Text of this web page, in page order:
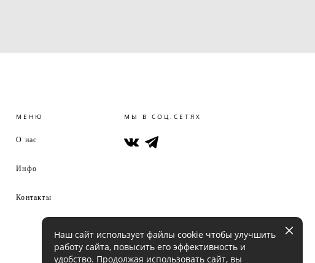
МЕНЮ
О нас
Инфо
Контакты
МЫ В СОЦ.СЕТЯХ
Наш сайт использует файлы cookie чтобы улучшить
работу сайта, повысить его эффективность и
удобство. Продолжая использовать сайт, вы